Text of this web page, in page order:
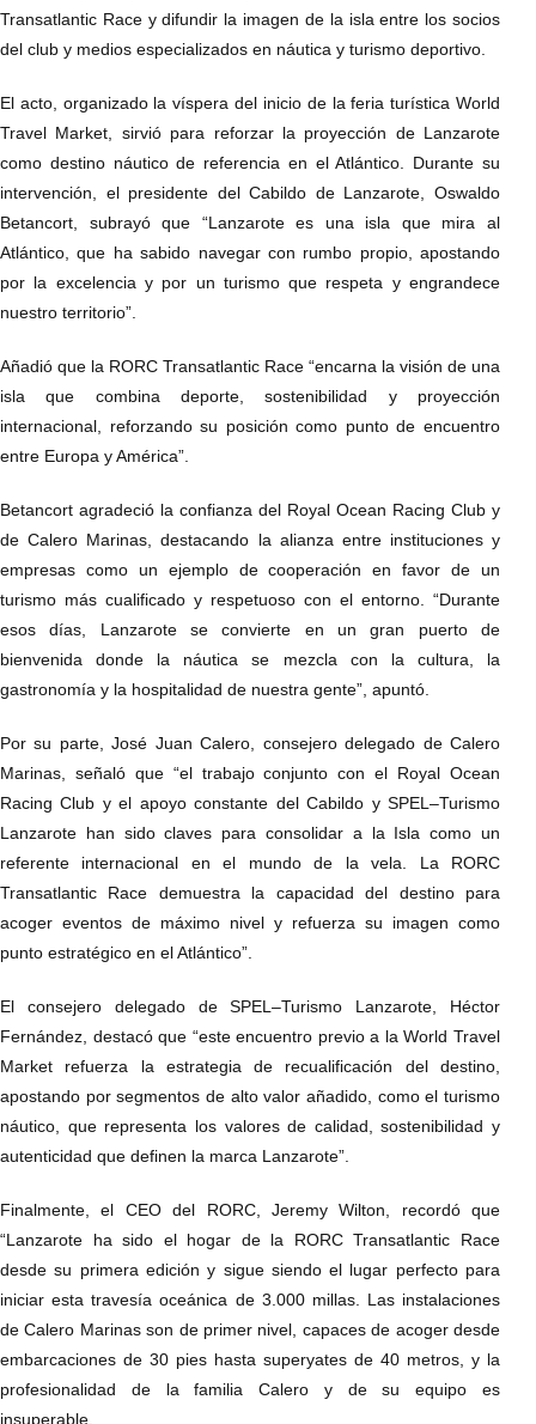
Transatlantic Race y difundir la imagen de la isla entre los socios
del club y medios especializados en náutica y turismo deportivo.
El acto, organizado la víspera del inicio de la feria turística World
Travel Market, sirvió para reforzar la proyección de Lanzarote
como destino náutico de referencia en el Atlántico. Durante su
intervención, el presidente del Cabildo de Lanzarote, Oswaldo
Betancort, subrayó que “Lanzarote es una isla que mira al
Atlántico, que ha sabido navegar con rumbo propio, apostando
por la excelencia y por un turismo que respeta y engrandece
nuestro territorio”.
Añadió que la RORC Transatlantic Race “encarna la visión de una
isla que combina deporte, sostenibilidad y proyección
internacional, reforzando su posición como punto de encuentro
entre Europa y América”.
Betancort agradeció la confianza del Royal Ocean Racing Club y
de Calero Marinas, destacando la alianza entre instituciones y
empresas como un ejemplo de cooperación en favor de un
turismo más cualificado y respetuoso con el entorno. “Durante
esos días, Lanzarote se convierte en un gran puerto de
bienvenida donde la náutica se mezcla con la cultura, la
gastronomía y la hospitalidad de nuestra gente”, apuntó.
Por su parte, José Juan Calero, consejero delegado de Calero
Marinas, señaló que “el trabajo conjunto con el Royal Ocean
Racing Club y el apoyo constante del Cabildo y SPEL–Turismo
Lanzarote han sido claves para consolidar a la Isla como un
referente internacional en el mundo de la vela. La RORC
Transatlantic Race demuestra la capacidad del destino para
acoger eventos de máximo nivel y refuerza su imagen como
punto estratégico en el Atlántico”.
El consejero delegado de SPEL–Turismo Lanzarote, Héctor
Fernández, destacó que “este encuentro previo a la World Travel
Market refuerza la estrategia de recualificación del destino,
apostando por segmentos de alto valor añadido, como el turismo
náutico, que representa los valores de calidad, sostenibilidad y
autenticidad que definen la marca Lanzarote”.
Finalmente, el CEO del RORC, Jeremy Wilton, recordó que
“Lanzarote ha sido el hogar de la RORC Transatlantic Race
desde su primera edición y sigue siendo el lugar perfecto para
iniciar esta travesía oceánica de 3.000 millas. Las instalaciones
de Calero Marinas son de primer nivel, capaces de acoger desde
embarcaciones de 30 pies hasta superyates de 40 metros, y la
profesionalidad de la familia Calero y de su equipo es
insuperable.